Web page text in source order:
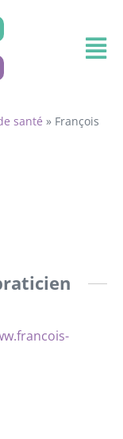
santé » François